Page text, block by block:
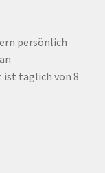
persönlich
ist täglich von 8